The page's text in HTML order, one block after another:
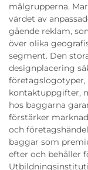
målgrupperna.
värdet av
gående reklam,
över olika
segment. Den
designplacering
företagslogotyper,
kontaktuppgifter,
hos baggarna
förstärker
och
baggar som
efter och behåller